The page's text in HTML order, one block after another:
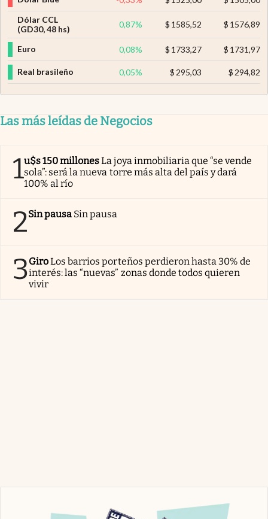
Dólar CCL
(GD30, 48 hs)
0,87% $ 1585,52 $ 1576,89
Euro 0,08% $ 1733,27 $ 1731,97
Real brasileño 0,05% $ 295,03 $ 294,82
Las más leídas de Negocios
1u$s 150 millonesLa joya inmobiliaria que “se vende
sola”: será la nueva torre más alta del país y dará
100% al río
2Sin pausa Sin pausa
3GiroLos barrios porteños perdieron hasta 30% de
interés: las “nuevas” zonas donde todos quieren
vivir